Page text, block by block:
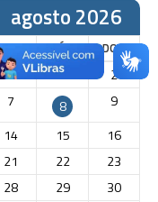
agosto 2026
SEX SÁB DOM
31 1
2
7 8
9
14 15
16
21 22
23
28 29
30